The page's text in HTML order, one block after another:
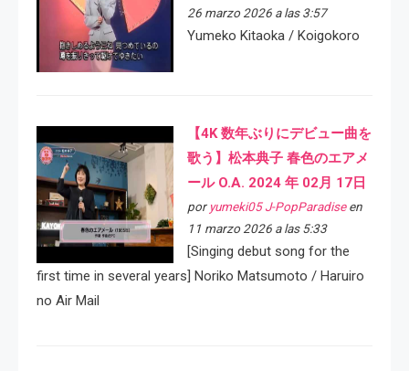
26 marzo 2026 a las 3:57
Yumeko Kitaoka / Koigokoro
【4K 数年ぶりにデビュー曲を
歌う】松本典子 春色のエアメ
ール O.A. 2024 年 02月 17日
por yumeki05 J-PopParadiseen
11 marzo 2026 a las 5:33
[Singing debut song for the
first time in several years] Noriko Matsumoto / Haruiro
no Air Mail